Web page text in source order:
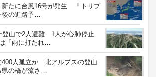
新たに台風16号が発生 「トリプ
後の進路予…
登山で2人遭難 1人が心肺停止
「雨に打たれ…
400人孤立か 北アルプスの登山
県の橋が流さ…